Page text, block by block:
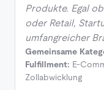
Produkte. Egal
oder Retail,
umfangreicher
Gemeinsame
Fulfillment: E-
Zollabwicklung